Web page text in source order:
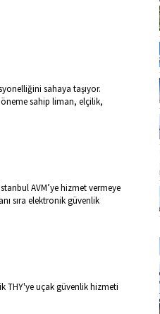
sahaya taşıyor.
öneme sahip liman, elçilik,
AVM’ye hizmet vermeye
sıra elektronik güvenlik
THY'ye uçak güvenlik hizmeti